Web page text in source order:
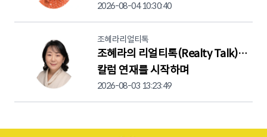
2026-08-04 10:30:40
조혜라리얼티톡
조혜라의 리얼티톡(Realty Talk)…
칼럼 연재를 시작하며
2026-08-03 13:23:49